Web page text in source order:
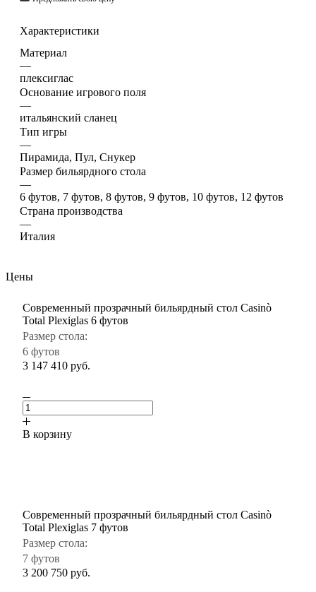
Характеристики
Материал
—
плексиглас
Основание игрового поля
—
итальянский сланец
Тип игры
—
Пирамида, Пул, Снукер
Размер бильярдного стола
—
6 футов, 7 футов, 8 футов, 9 футов, 10 футов, 12 футов
Страна производства
—
Италия
Цены
Современный прозрачный бильярдный стол Casinò
Total Plexiglas 6 футов
Размер стола:
6 футов
3 147 410 руб.
В корзину
Современный прозрачный бильярдный стол Casinò
Total Plexiglas 7 футов
Размер стола:
7 футов
3 200 750 руб.